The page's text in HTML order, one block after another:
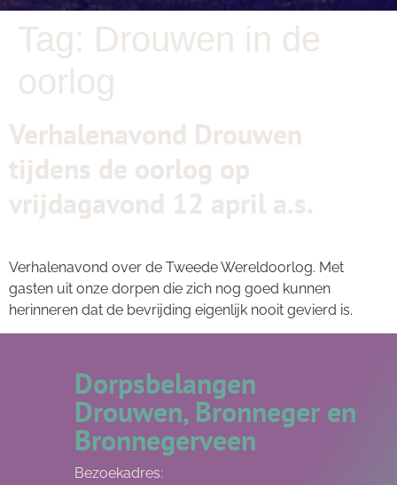
Tag: Drouwen in de
oorlog
Verhalenavond Drouwen
tijdens de oorlog op
vrijdagavond 12 april a.s.
Verhalenavond over de Tweede Wereldoorlog. Met
gasten uit onze dorpen die zich nog goed kunnen
herinneren dat de bevrijding eigenlijk nooit gevierd is.
Dorpsbelangen
Drouwen, Bronneger en
Bronnegerveen
Bezoekadres: